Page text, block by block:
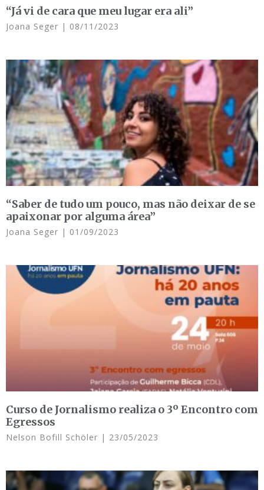
“Já vi de cara que meu lugar era ali”
Joana Seger 08/11/2023
“Saber de tudo um pouco, mas não deixar de se
apaixonar por alguma área”
Joana Seger 01/09/2023
Curso de Jornalismo realiza o 3º Encontro com
Egressos
Nelson Bofill Schöler 23/05/2023